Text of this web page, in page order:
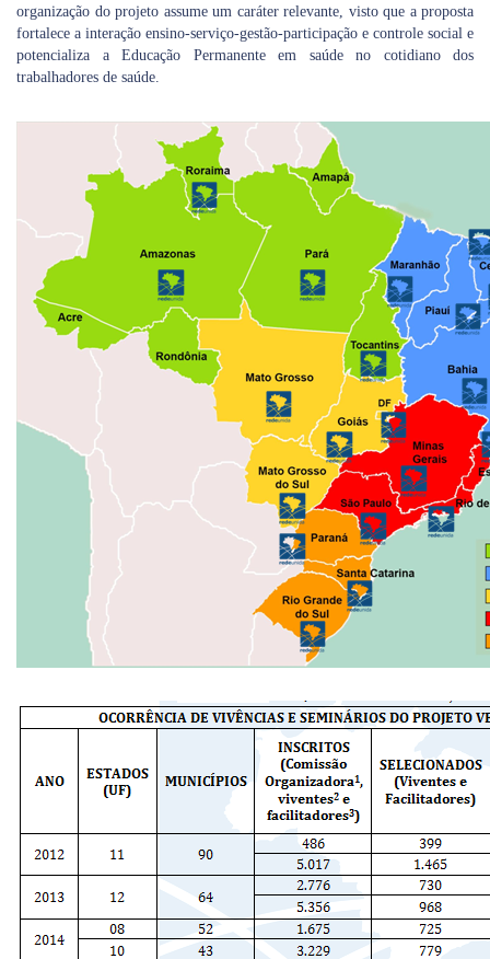
organização do projeto assume um caráter relevante, visto que a proposta
fortalece a interação ensino-serviço-gestão-participação e controle social e
potencializa a Educação Permanente em saúde no cotidiano dos
trabalhadores de saúde.